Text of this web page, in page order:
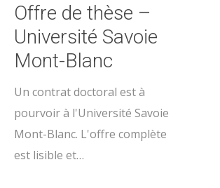
Offre de thèse –
Université Savoie
Mont-Blanc
Un contrat doctoral est à
pourvoir à l'Université Savoie
Mont-Blanc. L'offre complète
est lisible et…